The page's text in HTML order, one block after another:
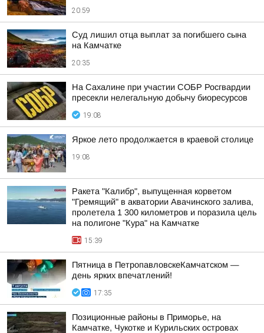
20:59
Суд лишил отца выплат за погибшего сына
на Камчатке
20:35
На Сахалине при участии СОБР Росгвардии
пресекли нелегальную добычу биоресурсов
19:08
Яркое лето продолжается в краевой столице
19:08
Ракета "Калибр", выпущенная корветом
"Гремящий" в акватории Авачинского залива,
пролетела 1 300 километров и поразила цель
на полигоне "Кура" на Камчатке
15:39
Пятница в ПетропавловскеКамчатском —
день ярких впечатлений!
17:35
Позиционные районы в Приморье, на
Камчатке, Чукотке и Курильских островах